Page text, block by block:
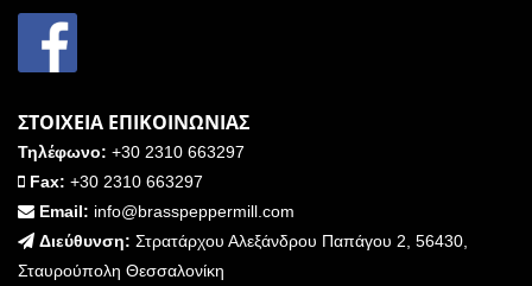
ΣΤΟΙΧΕΙΑ ΕΠΙΚΟΙΝΩΝΙΑΣ
Τηλέφωνο: +30 2310 663297
Fax: +30 2310 663297
Email: info@brasspeppermill.com
Διεύθυνση: Στρατάρχου Αλεξάνδρου Παπάγου 2, 56430,
Σταυρούπολη Θεσσαλονίκη